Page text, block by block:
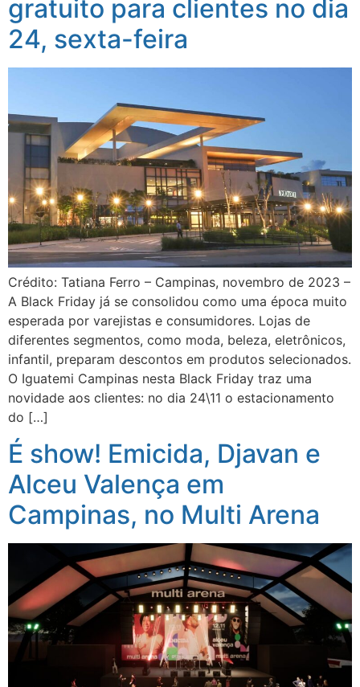
gratuito para clientes no dia
24, sexta-feira
Crédito: Tatiana Ferro – Campinas, novembro de 2023 –
A Black Friday já se consolidou como uma época muito
esperada por varejistas e consumidores. Lojas de
diferentes segmentos, como moda, beleza, eletrônicos,
infantil, preparam descontos em produtos selecionados.
O Iguatemi Campinas nesta Black Friday traz uma
novidade aos clientes: no dia 24\11 o estacionamento
do […]
É show! Emicida, Djavan e
Alceu Valença em
Campinas, no Multi Arena